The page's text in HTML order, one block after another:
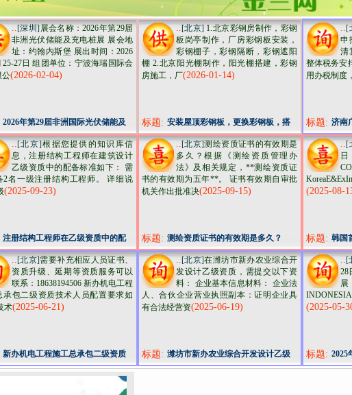
..[深圳] 展会名称：2026年第29届
非洲光伏储能及充电桩展 展会地
址：约翰内斯堡 展出时间：2026
25-27日 组团单位：宁波海瑞国际会
公(2026-02-04)
2026年第29届非洲国际光伏储能及
充电桩展
..[北京] 1.北京彩钢房制作，彩钢
板岗亭制作，厂房彩钢板安装，
彩钢棚子，彩钢隔断，彩钢遮阳
棚 2.北京阳光棚制作，阳光棚搭建，彩钢
房施工，厂(2026-01-14)
标题: 安装屋顶彩钢板，更换彩钢板，搭
建彩钢板车棚
..[
申
清
整体税务安
用办税制度，
标题: 济南
..[北京]根据您提供的知识库信
息，注册结构工程师在建筑设计
乙级资质中的配备标准如下： 需
2名一级注册结构工程师。 详细说
(2025-09-23)
注册结构工程师在乙级资质中的配
备标准是什么？
..[北京]测绘资质证书的有效期是
多久？根据《测绘资质管理办
法》及相关规定，**测绘资质证
书的有效期为五年**。 证书有效期自审批
机关作出批准决(2025-09-15)
标题: 测绘资质证书的有效期是多久？
..[
(2025-08-
标题: 韩国
室及
..[北京]需要补充相应人员证书、
资质升级、延期等资质服务可以
联系：18638194506 新办机电工程
承包二级资质技术人员配置要求如
术(2025-06-21)
新办机电工程施工总承包二级资质
技术人员配置要求
..[北京]在潍坊市新办农业综合开
发设计乙级资质，需提交以下资
料： 企业基本信息材料： 企业法
人、合伙企业营业执照副本：证明企业具
有合法经营资(2025-06-19)
标题: 潍坊市新办农业综合开发设计乙级
资质需提交什么资料
..[
28
(2025-05-
标题: 2025
医院